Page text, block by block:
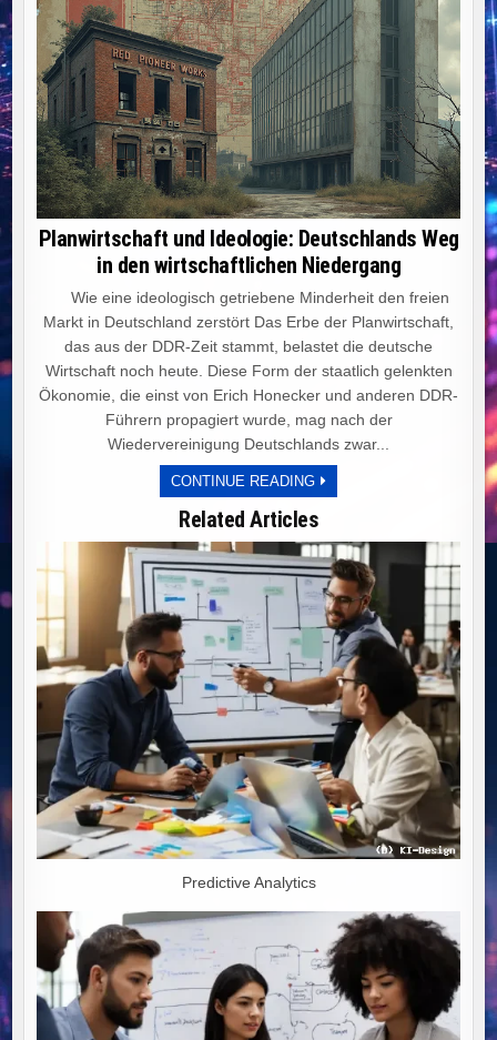
Planwirtschaft und Ideologie: Deutschlands Weg
in den wirtschaftlichen Niedergang
Wie eine ideologisch getriebene Minderheit den freien
Markt in Deutschland zerstört Das Erbe der Planwirtschaft,
das aus der DDR-Zeit stammt, belastet die deutsche
Wirtschaft noch heute. Diese Form der staatlich gelenkten
Ökonomie, die einst von Erich Honecker und anderen DDR-
Führern propagiert wurde, mag nach der
Wiedervereinigung Deutschlands zwar...
CONTINUE READINGPLANWIRTSCHAFT
UND
DEUTSCHLANDS
IN
DEN
WIRTSCHAFTLICHEN
NIEDERGANG
Related Articles
Predictive Analytics